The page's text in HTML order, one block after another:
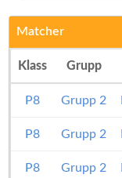
Matcher
Klass Grupp
P8 Grupp 2
P8 Grupp 2
P8 Grupp 2